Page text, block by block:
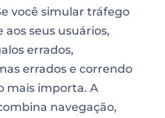
você simular tráfego
seus usuários,
errados,
errados e correndo
mais importa. A
navegação,